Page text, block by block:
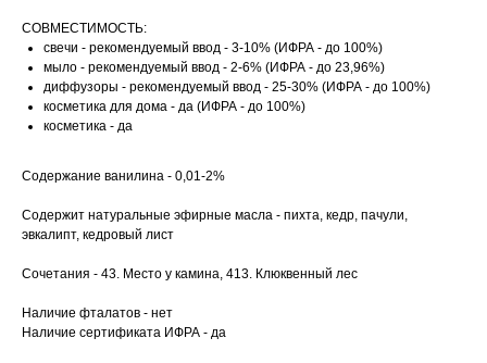
СОВМЕСТИМОСТЬ:
свечи - рекомендуемый ввод - 3-10% (ИФРА - до 100%)
мыло - рекомендуемый ввод - 2-6% (ИФРА - до 23,96%)
диффузоры - рекомендуемый ввод - 25-30% (ИФРА - до 100%)
косметика для дома - да (ИФРА - до 100%)
косметика - да
Содержание ванилина - 0,01-2%
Содержит натуральные эфирные масла - пихта, кедр, пачули,
эвкалипт, кедровый лист
Сочетания - 43. Место у камина, 413. Клюквенный лес
Наличие фталатов - нет
Наличие сертификата ИФРА - да